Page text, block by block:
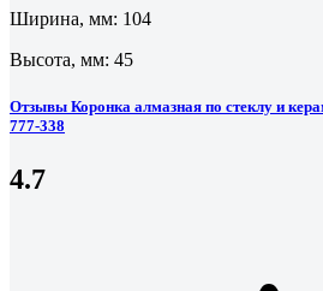
Ширина, мм: 104
Высота, мм: 45
Отзывы Коронка алмазная по стеклу и
777-338
4.7